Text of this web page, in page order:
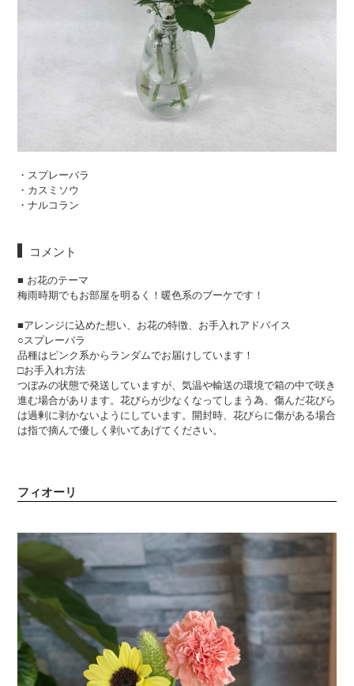
・スプレーバラ
・カスミソウ
・ナルコラン
コメント
■ お花のテーマ
梅雨時期でもお部屋を明るく！暖色系のブーケです！
■アレンジに込めた想い、お花の特徴、お手入れアドバイス
○スプレーバラ
品種はピンク系からランダムでお届けしています！
□お手入れ方法
つぼみの状態で発送していますが、気温や輸送の環境で箱の中で咲き
進む場合があります。花びらが少なくなってしまう為、傷んだ花びら
は過剰に剥かないようにしています。開封時、花びらに傷がある場合
は指で摘んで優しく剥いてあげてください。
フィオーリ